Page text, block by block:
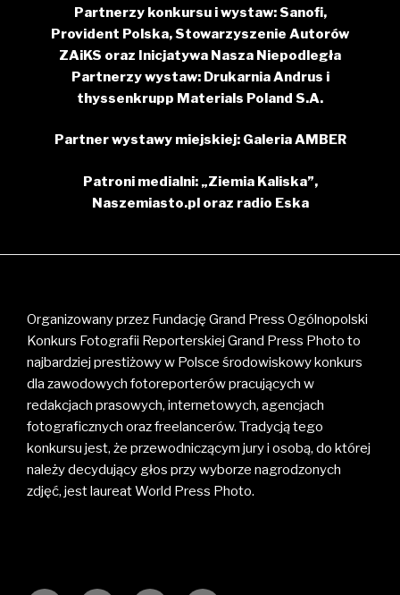
Partnerzy konkursu i wystaw: Sanofi,
Provident Polska, Stowarzyszenie Autorów
ZAiKS oraz Inicjatywa Nasza Niepodległa
Partnerzy wystaw: Drukarnia Andrus i
thyssenkrupp Materials Poland S.A.
Partner wystawy miejskiej: Galeria AMBER
Patroni medialni: „Ziemia Kaliska”,
Naszemiasto.pl oraz radio Eska
Organizowany przez Fundację Grand Press Ogólnopolski
Konkurs Fotografii Reporterskiej Grand Press Photo to
najbardziej prestiżowy w Polsce środowiskowy konkurs
dla zawodowych fotoreporterów pracujących w
redakcjach prasowych, internetowych, agencjach
fotograficznych oraz freelancerów. Tradycją tego
konkursu jest, że przewodniczącym jury i osobą, do której
należy decydujący głos przy wyborze nagrodzonych
zdjęć, jest laureat World Press Photo.